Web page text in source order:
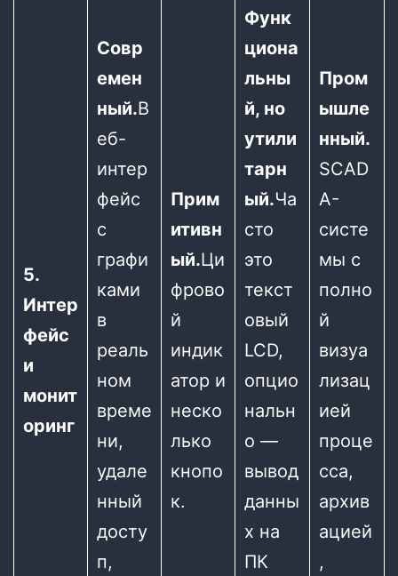
5.
Интер
фейс
и
монит
оринг
Совр
емен
ный.В
еб-
интер
фейс
с
графи
ками
в
реаль
ном
време
ни,
удале
нный
досту
п,
Прим
итивн
ый.Ци
фрово
й
индик
атор и
неско
лько
кнопо
к.
Функ
циона
льны
й, но
утили
тарн
ый.Ча
сто
это
текст
овый
LCD,
опцио
нальн
о —
вывод
данны
х на
ПК
Пром
ышле
нный.
SCAD
A-
систе
мы с
полно
й
визуа
лизац
ией
проце
сса,
архив
ацией
,